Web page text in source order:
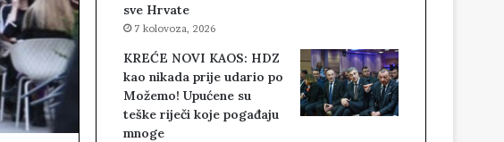
sve Hrvate
7 kolovoza, 2026
KREĆE NOVI KAOS: HDZ
kao nikada prije udario po
Možemo! Upućene su
teške riječi koje pogađaju
mnoge